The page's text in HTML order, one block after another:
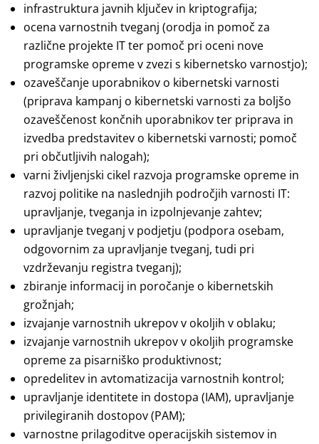
infrastruktura javnih ključev in kriptografija;
ocena varnostnih tveganj (orodja in pomoč za
različne projekte IT ter pomoč pri oceni nove
programske opreme v zvezi s kibernetsko varnostjo);
ozaveščanje uporabnikov o kibernetski varnosti
(priprava kampanj o kibernetski varnosti za boljšo
ozaveščenost končnih uporabnikov ter priprava in
izvedba predstavitev o kibernetski varnosti; pomoč
pri občutljivih nalogah);
varni življenjski cikel razvoja programske opreme in
razvoj politike na naslednjih področjih varnosti IT:
upravljanje, tveganja in izpolnjevanje zahtev;
upravljanje tveganj v podjetju (podpora osebam,
odgovornim za upravljanje tveganj, tudi pri
vzdrževanju registra tveganj);
zbiranje informacij in poročanje o kibernetskih
grožnjah;
izvajanje varnostnih ukrepov v okoljih v oblaku;
izvajanje varnostnih ukrepov v okoljih programske
opreme za pisarniško produktivnost;
opredelitev in avtomatizacija varnostnih kontrol;
upravljanje identitete in dostopa (IAM), upravljanje
privilegiranih dostopov (PAM);
varnostne prilagoditve operacijskih sistemov in